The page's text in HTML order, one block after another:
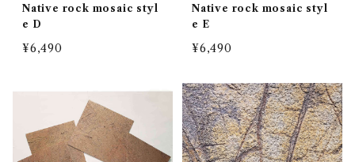
Native rock mosaic styl
e D
¥6,490
Native rock mosaic styl
e E
¥6,490